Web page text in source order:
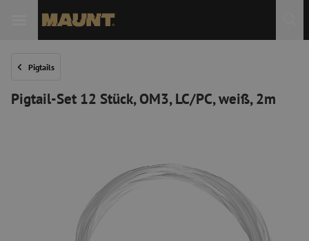
Pigtails
Pigtail-Set 12 Stück, OM3, LC/PC, weiß, 2m